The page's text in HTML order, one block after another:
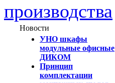
производства
Новости
УНО шкафы
модульные офисные
ДИКОМ
Принцип
комплектации